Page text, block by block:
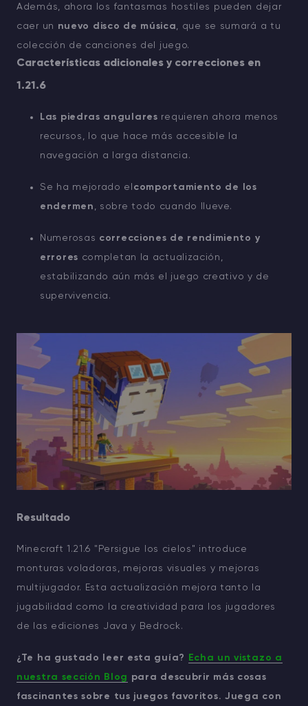
Además, ahora los fantasmas hostiles pueden dejar
caer un nuevo disco de música, que se sumará a tu
colección de canciones del juego.
Características adicionales y correcciones en
1.21.6
Las piedras angulares requieren ahora menos
recursos, lo que hace más accesible la
navegación a larga distancia.
Se ha mejorado el comportamiento de los
endermen , sobre todo cuando llueve.
Numerosas correcciones de rendimiento y
errores completan la actualización,
estabilizando aún más el juego creativo y de
supervivencia.
Resultado
Minecraft 1.21.6 "Persigue los cielos" introduce
monturas voladoras, mejoras visuales y mejoras
multijugador. Esta actualización mejora tanto la
jugabilidad como la creatividad para los jugadores
de las ediciones Java y Bedrock.
¿Te ha gustado leer esta guía?
Echa un vistazo a
nuestra sección Blog para descubrir más cosas
fascinantes sobre tus juegos favoritos. Juega con